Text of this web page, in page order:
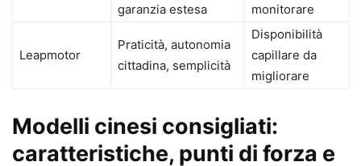
garanzia estesa
monitorare
Leapmotor
Praticità, autonomia
cittadina, semplicità
Disponibilità
capillare da
migliorare
Modelli cinesi consigliati:
caratteristiche, punti di forza e